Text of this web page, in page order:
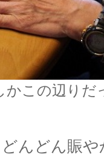
この辺りだ
んどん賑や